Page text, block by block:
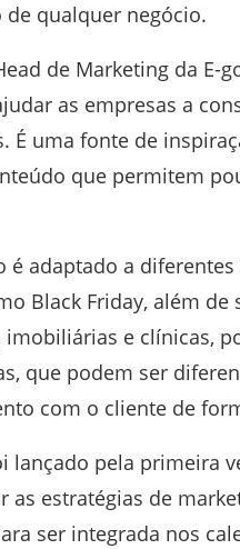
de qualquer negócio.
de Marketing da E-
as empresas a
É uma fonte de
que permitem
é adaptado a
Black Friday, além
imobiliárias e clínicas,
que podem ser
com o cliente de
lançado pela primeira
as estratégias de
ser integrada nos